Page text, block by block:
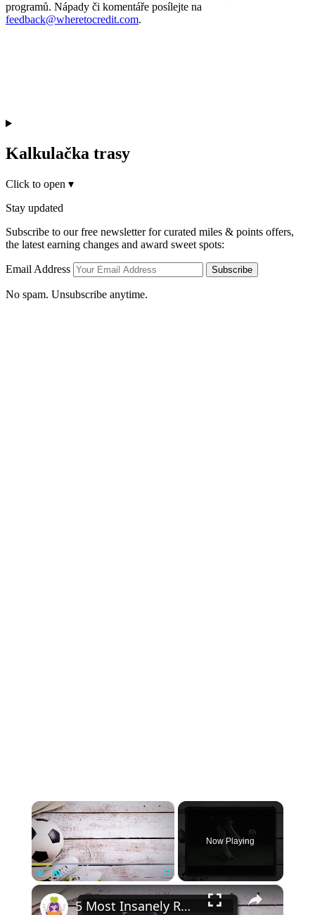
programů. Nápady či komentáře posílejte na
feedback@wheretocredit.com.
Kalkulačka trasy
Click to open ▾
Stay updated
Subscribe to our free newsletter for curated miles & points offers,
the latest earning changes and award sweet spots:
Email Address Subscribe
No spam. Unsubscribe anytime.
×
Now Playing
×
5 Most Insanely Run Football Clubs In The World